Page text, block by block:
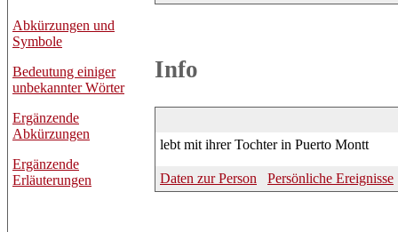
Abkürzungen und
Symbole
Bedeutung einiger
unbekannter Wörter
Ergänzende
Abkürzungen
Ergänzende
Erläuterungen
Info
lebt mit ihrer Tochter in Puerto Montt
Daten zur Person Persönliche Ereignisse